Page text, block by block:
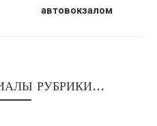
автовокзалом
РУБРИКИ...